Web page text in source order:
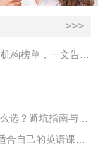
>>>
【16万人的经验贴】2022全球十大英语培训平台机构榜单，一文告诉你
实测厦门机构后讲讲：2026年英语口语培训班怎么选？避坑指南与高效学习新范式
【上海成人英语机构选择指南】职场人如何找到适合自己的英语课程？